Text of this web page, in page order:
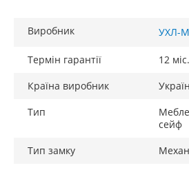
Виробник УХЛ-
Термін гарантії
12
Країна виробник
Тип
сейф
Тип замку